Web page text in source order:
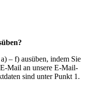
– f) ausüben, indem Sie
Mail an unsere E-Mail-
sind unter Punkt 1.